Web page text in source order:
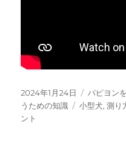
投
稿
日:
2024年1月24日
カ
テ
パピヨン
うための知識
タ
小型犬,測り
ント